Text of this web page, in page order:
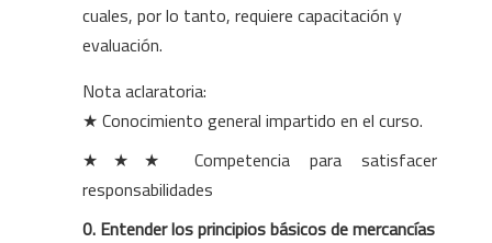
cuales, por lo tanto, requiere capacitación y
evaluación.
Nota aclaratoria:
★ Conocimiento general impartido en el curso.
★ ★ ★ Competencia para satisfacer
responsabilidades
0. Entender los principios básicos de mercancías